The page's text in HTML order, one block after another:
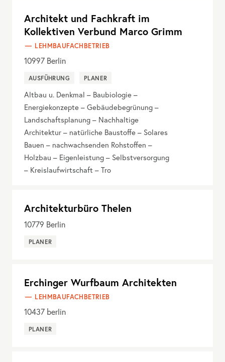
Architekt und Fachkraft im
Kollektiven Verbund Marco Grimm
LEHMBAUFACHBETRIEB
10997 Berlin
AUSFÜHRUNG PLANER
Altbau u. Denkmal – Baubiologie –
Energiekonzepte – Gebäudebegrünung –
Landschaftsplanung – Nachhaltige
Architektur – natürliche Baustoffe – Solares
Bauen – nachwachsenden Rohstoffen –
Holzbau – Eigenleistung – Selbstversorgung
– Kreislaufwirtschaft – Tro
Architekturbüro Thelen
10779 Berlin
PLANER
Erchinger Wurfbaum Architekten
LEHMBAUFACHBETRIEB
10437 berlin
PLANER